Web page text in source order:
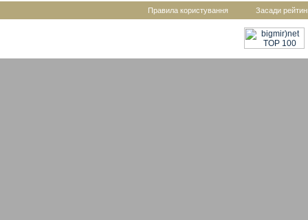
Правила користування Засади